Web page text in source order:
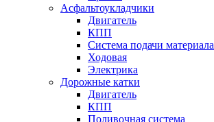
Асфальтоукладчики
Двигатель
КПП
Система подачи материала
Ходовая
Электрика
Дорожные катки
Двигатель
КПП
Поливочная система